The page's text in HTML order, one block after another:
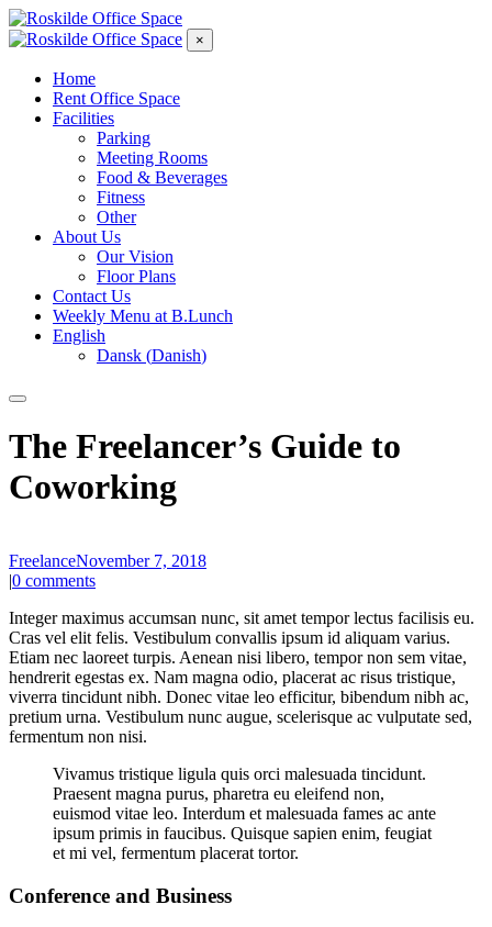
×
Home
Rent Office Space
Facilities
Parking
Meeting Rooms
Food & Beverages
Fitness
Other
About Us
Our Vision
Floor Plans
Contact Us
Weekly Menu at B.Lunch
English
Dansk (Danish)
The Freelancer’s Guide to
Coworking
FreelanceNovember 7, 2018
|0 comments
Integer maximus accumsan nunc, sit amet tempor lectus facilisis eu.
Cras vel elit felis. Vestibulum convallis ipsum id aliquam varius.
Etiam nec laoreet turpis. Aenean nisi libero, tempor non sem vitae,
hendrerit egestas ex. Nam magna odio, placerat ac risus tristique,
viverra tincidunt nibh. Donec vitae leo efficitur, bibendum nibh ac,
pretium urna. Vestibulum nunc augue, scelerisque ac vulputate sed,
fermentum non nisi.
Vivamus tristique ligula quis orci malesuada tincidunt.
Praesent magna purus, pharetra eu eleifend non,
euismod vitae leo. Interdum et malesuada fames ac ante
ipsum primis in faucibus. Quisque sapien enim, feugiat
et mi vel, fermentum placerat tortor.
Conference and Business